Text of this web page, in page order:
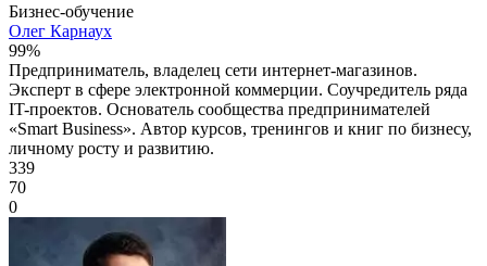
Бизнес-обучение
Олег Карнаух
99%
Предприниматель, владелец сети интернет-магазинов.
Эксперт в сфере электронной коммерции. Соучредитель ряда
IT-проектов. Основатель сообщества предпринимателей
«Smart Business». Автор курсов, тренингов и книг по бизнесу,
личному росту и развитию.
339
70
0